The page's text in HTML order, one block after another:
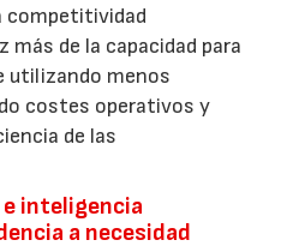
competitividad
más de la capacidad para
utilizando menos
costes operativos y
de las
inteligencia
a necesidad